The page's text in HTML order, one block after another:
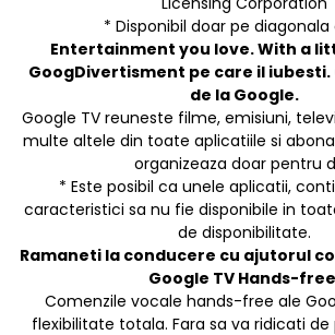
* Disponibil doar pe diagonala
Entertainment you love. With a
GoogDivertisment pe care il
de la Google.
Google TV reuneste filme, emisiuni,
multe altele din toate aplicatiile si
organizeaza doar pentru
* Este posibil ca unele aplicatii,
caracteristici sa nu fie disponibile in
de disponibilitate.
Ramaneti la conducere cu ajutorul
Google TV Hands-
Comenzile vocale hands-free ale
flexibilitate totala. Fara sa va ridicati